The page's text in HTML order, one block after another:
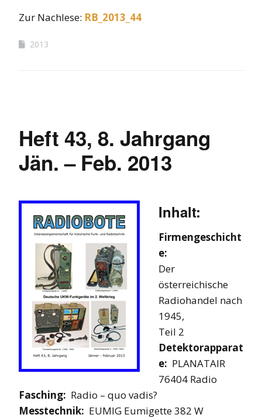
Zur Nachlese: RB_2013_44
2013
Heft 43, 8. Jahrgang
Jän. – Feb. 2013
Inhalt:
Firmengeschicht
e:
Der
österreichische
Radiohandel nach
1945,
Teil 2
Detektorapparat
e: PLANATAIR
76404 Radio
Fasching: Radio – quo vadis?
Messtechnik: EUMIG Eumigette 382 W